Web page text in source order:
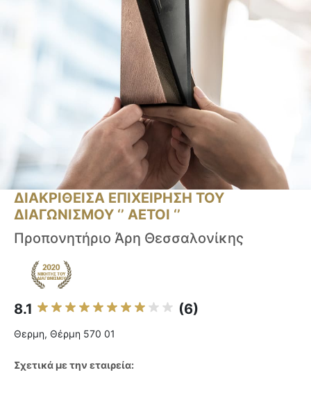
ΔΙΑΚΡΙΘΕΙΣΑ ΕΠΙΧΕΙΡΗΣΗ ΤΟΥ
ΔΙΑΓΩΝΙΣΜΟΥ ‘’ ΑΕΤΟΙ ‘’
Προπονητήριο Άρη Θεσσαλονίκης
8.1 (6)
Θερμη, Θέρμη 570 01
Σχετικά με την εταιρεία: